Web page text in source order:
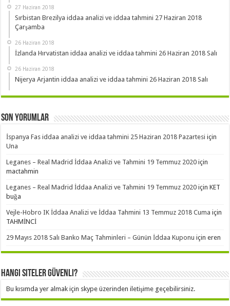
27 Haziran 2018
Sırbistan Brezilya iddaa analizi ve iddaa tahmini 27 Haziran 2018
Çarşamba
26 Haziran 2018
İzlanda Hırvatistan iddaa analizi ve iddaa tahmini 26 Haziran 2018 Salı
26 Haziran 2018
Nijerya Arjantin iddaa analizi ve iddaa tahmini 26 Haziran 2018 Salı
Son Yorumlar
İspanya Fas iddaa analizi ve iddaa tahmini 25 Haziran 2018 Pazartesi için
Una
Leganes – Real Madrid İddaa Analizi ve Tahmini 19 Temmuz 2020 için
mactahmin
Leganes – Real Madrid İddaa Analizi ve Tahmini 19 Temmuz 2020 içinKET
buğa
Vejle-Hobro IK İddaa Analizi ve İddaa Tahmini 13 Temmuz 2018 Cuma için
TAHMİNCİ
29 Mayıs 2018 Salı Banko Maç Tahminleri – Günün İddaa Kuponu içineren
Hangi Siteler Güvenli?
Bu kısımda yer almak için skype üzerinden iletişime geçebilirsiniz.